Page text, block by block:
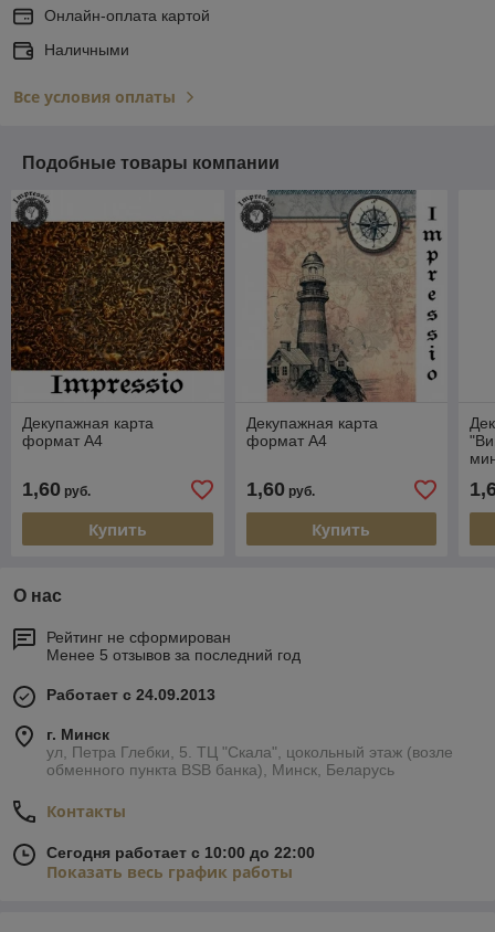
Онлайн-оплата картой
Наличными
Все условия оплаты
Подобные товары компании
Декупажная карта
формат А4
1,60 руб.
Купить
Декупажная карта
формат А4
1,60руб.
Купить
О нас
Рейтинг не сформирован
Менее 5 отзывов за последний год
Работает с 24.09.2013
г. Минск
ул, Петра Глебки, 5. ТЦ "Скала", цокольный этаж (возле
обменного пункта BSB банка), Минск, Беларусь
Контакты
Сегодня работает с 10:00 до 22:00
Показать весь график работы